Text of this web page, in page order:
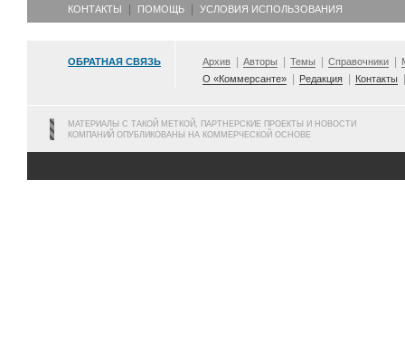
КОНТАКТЫ ПОМОЩЬ УСЛОВИЯ ИСПОЛЬЗОВАНИЯ
ОБРАТНАЯ СВЯЗЬ Архив Авторы Темы Справочники
О «Коммерсанте»
Редакция Контакты
МАТЕРИАЛЫ С ТАКОЙ МЕТКОЙ, ПАРТНЕРСКИЕ ПРОЕКТЫ И НОВОСТИ
КОМПАНИЙ ОПУБЛИКОВАНЫ НА КОММЕРЧЕСКОЙ ОСНОВЕ